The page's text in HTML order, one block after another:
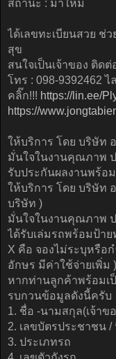
สถานะ : มาใหม่
ได้เลขทะเบียนสวย ช่
สุข
สนใจเป็นเจ้าของ ติด
โทร : 098-9392462 ไ
คลิ๊ก!!! https://lin.ee/
https://
ให้บริการ โดย บริษัท
มั่นใจในงานคุณภาพ ป
รับประกันผลงานพร้อ
ให้บริการ โดย บริษัท
บริษัท )
มั่นใจในงานคุณภาพ ป
ได้รับเล่มรถพร้อมป้า
X คือ จองไม่ระบุหรือ
อักษร มีค่าใช้จ่ายเพิ่ม )
หากท่านลูกค้าพร้อมเ
รบกวนข้อมูลดังนี้ครับ
1. ชื่อ -นามสกุล(เจ้าข
2. เลขบัตรประชาชน
3. ประเภทรถ